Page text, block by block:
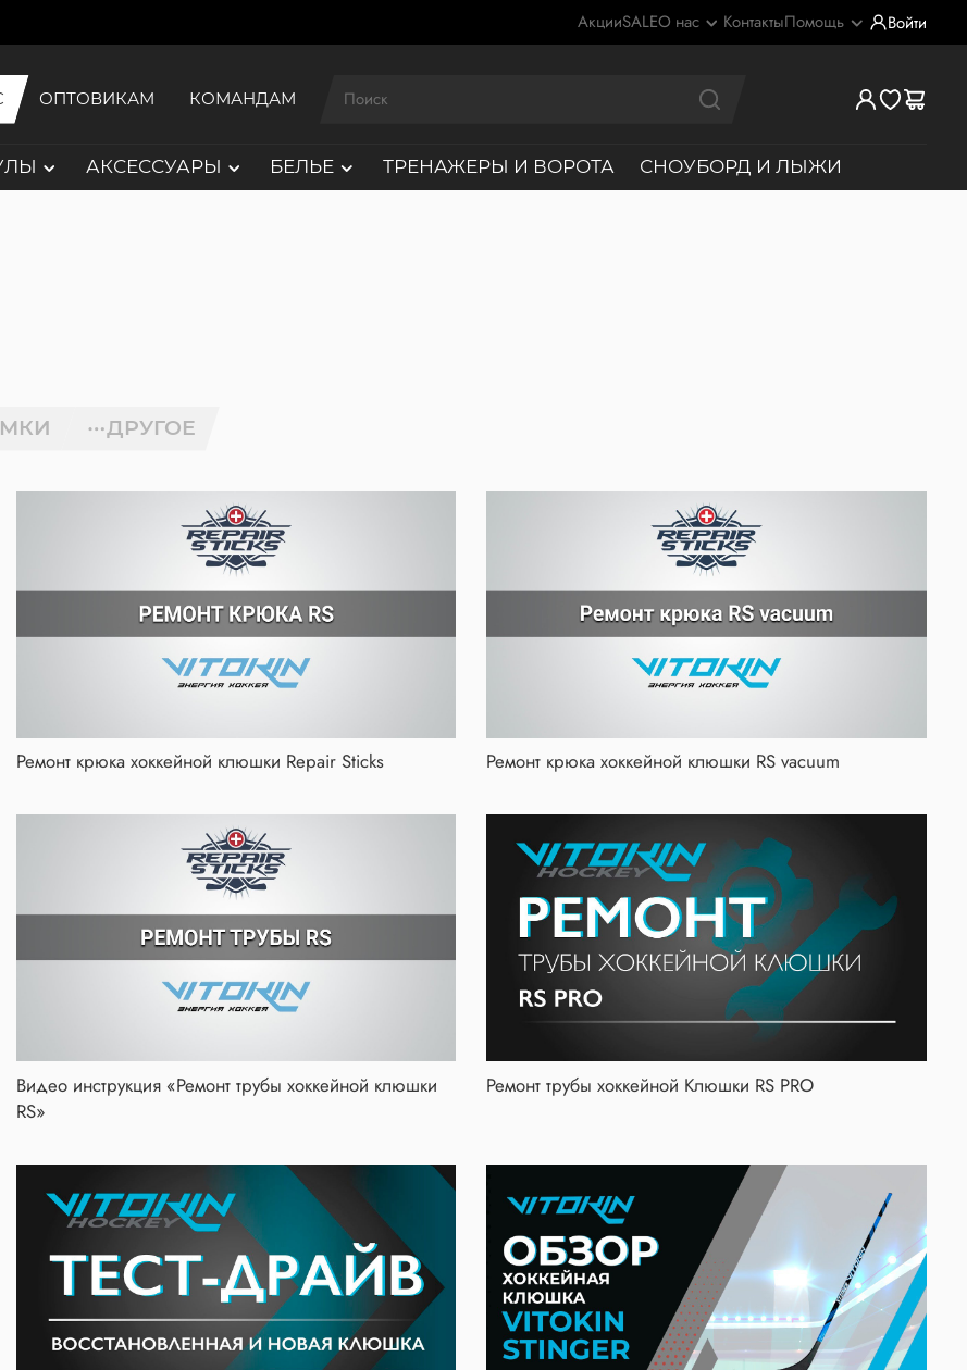
АкцииSALEО нас КонтактыПомощь Войти
ОПТОВИКАМ КОМАНДАМ
АКСЕССУАРЫ БЕЛЬЕ ТРЕНАЖЕРЫ И ВОРОТА СНОУБОРД И ЛЫЖИ
ДРУГОЕ
Ремонт крюка хоккейной клюшки Repair Sticks Ремонт крюка хоккейной клюшки RS vacuum
Видео инструкция «Ремонт трубы хоккейной клюшки
RS»
Ремонт трубы хоккейной Клюшки RS PRO